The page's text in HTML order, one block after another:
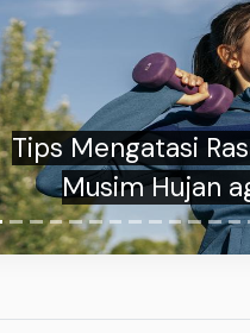
Kisah Pasien BPJS
Pelajaran